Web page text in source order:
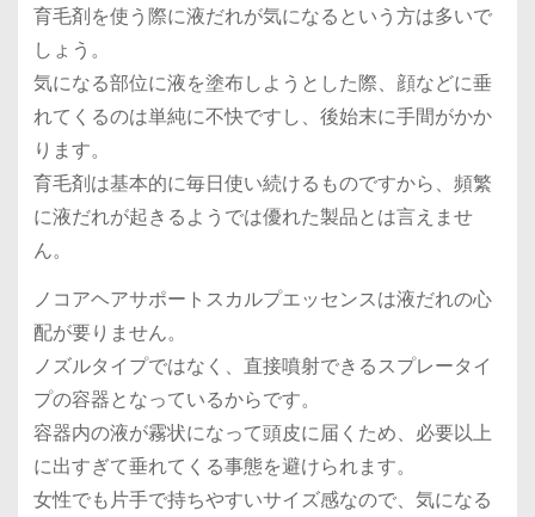
育毛剤を使う際に液だれが気になるという方は多いで
しょう。
気になる部位に液を塗布しようとした際、顔などに垂
れてくるのは単純に不快ですし、後始末に手間がかか
ります。
育毛剤は基本的に毎日使い続けるものですから、頻繁
に液だれが起きるようでは優れた製品とは言えませ
ん。
ノコアヘアサポートスカルプエッセンスは液だれの心
配が要りません。
ノズルタイプではなく、直接噴射できるスプレータイ
プの容器となっているからです。
容器内の液が霧状になって頭皮に届くため、必要以上
に出すぎて垂れてくる事態を避けられます。
女性でも片手で持ちやすいサイズ感なので、気になる